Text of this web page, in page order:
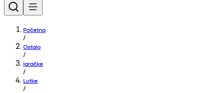
Početna
/
Ostalo
/
Igračke
/
Lutke
/